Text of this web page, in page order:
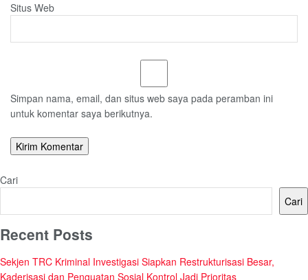
Situs Web
Simpan nama, email, dan situs web saya pada peramban ini
untuk komentar saya berikutnya.
Cari
Cari
Recent Posts
Sekjen TRC Kriminal Investigasi Siapkan Restrukturisasi Besar,
Kaderisasi dan Penguatan Sosial Kontrol Jadi Prioritas